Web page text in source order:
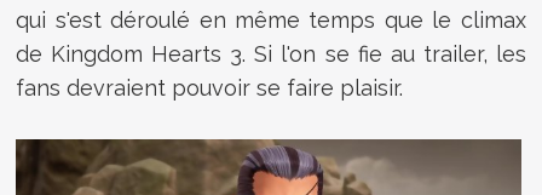
qui s'est déroulé en même temps que le climax
de Kingdom Hearts 3. Si l'on se fie au trailer, les
fans devraient pouvoir se faire plaisir.